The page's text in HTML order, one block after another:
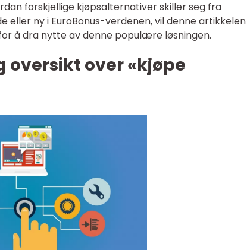
forskjellige kjøpsalternativer skiller seg fra
eller ny i EuroBonus-verdenen, vil denne artikkelen
å dra nytte av denne populære løsningen.
oversikt over «kjøpe